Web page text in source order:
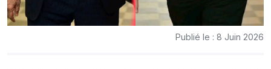
Publié le : 8 Juin 2026